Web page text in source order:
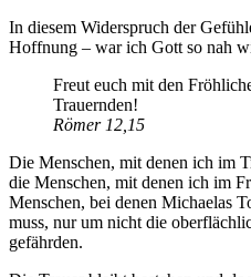
In diesem Widerspruch der
Hoffnung – war ich Gott so nah
Freut euch mit den
Trauernden!
Römer 12,15
Die Menschen, mit denen ich im
die Menschen, mit denen ich im
Menschen, bei denen Michaelas
muss, nur um nicht die
gefährden.